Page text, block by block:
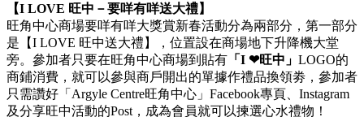
【I LOVE 旺中－要咩有咩送大禮】
旺角中心商場要咩有咩大獎賞新春活動分為兩部分，第一部分
是【I LOVE 旺中送大禮】，位置設在商場地下升降機大堂
旁。參加者只要在旺角中心商場到貼有 「I ❤旺中」 LOGO的
商鋪消費，就可以參與商戶開出的單據作禮品換領劵，參加者
只需讚好「Argyle Centre旺角中心」Facebook專頁、Instagram
及分享旺中活動的Post，成為會員就可以揀選心水禮物！